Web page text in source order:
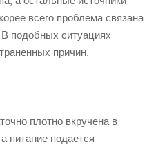
всего проблема связана
подобных ситуациях
причин.
плотно вкручена в
питание подается